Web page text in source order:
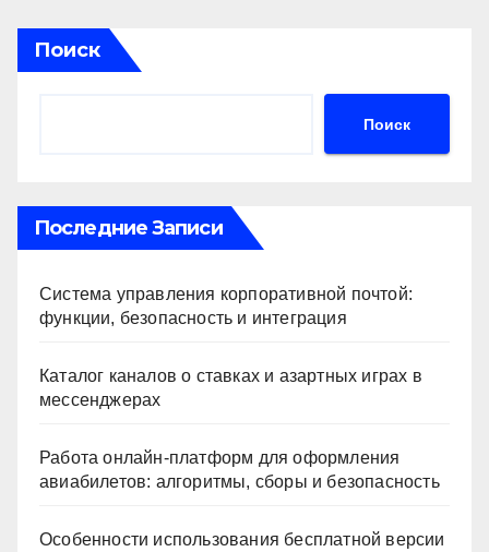
Поиск
Поиск
Последние Записи
Система управления корпоративной почтой:
функции, безопасность и интеграция
Каталог каналов о ставках и азартных играх в
мессенджерах
Работа онлайн‑платформ для оформления
авиабилетов: алгоритмы, сборы и безопасность
Особенности использования бесплатной версии